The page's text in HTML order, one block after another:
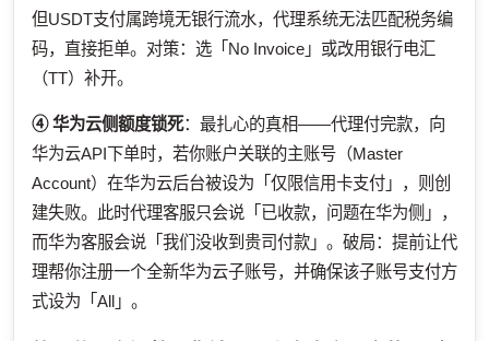
但USDT支付属跨境无银行流水，代理系统无法匹配税务编
码，直接拒单。对策：选「No Invoice」或改用银行电汇
（TT）补开。
④ 华为云侧额度锁死：最扎心的真相——代理付完款，向
华为云API下单时，若你账户关联的主账号（Master
Account）在华为云后台被设为「仅限信用卡支付」，则创
建失败。此时代理客服只会说「已收款，问题在华为侧」，
而华为客服会说「我们没收到贵司付款」。破局：提前让代
理帮你注册一个全新华为云子账号，并确保该子账号支付方
式设为「All」。